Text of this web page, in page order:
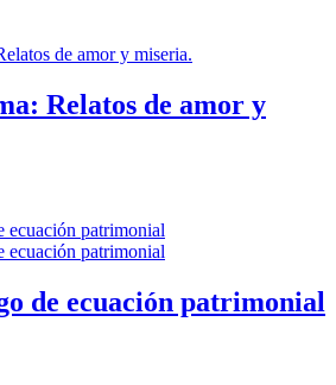
Relatos de amor y
de ecuación patrimonial